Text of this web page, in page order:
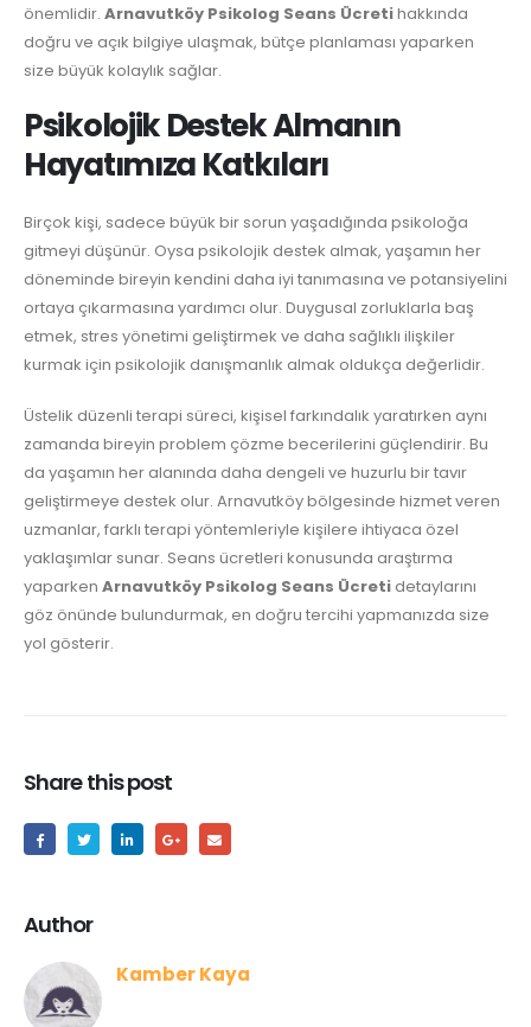
önemlidir. Arnavutköy Psikolog Seans Ücretihakkında
doğru ve açık bilgiye ulaşmak, bütçe planlaması yaparken
size büyük kolaylık sağlar.
Psikolojik Destek Almanın
Hayatımıza Katkıları
Birçok kişi, sadece büyük bir sorun yaşadığında psikoloğa
gitmeyi düşünür. Oysa psikolojik destek almak, yaşamın her
döneminde bireyin kendini daha iyi tanımasına ve potansiyelini
ortaya çıkarmasına yardımcı olur. Duygusal zorluklarla baş
etmek, stres yönetimi geliştirmek ve daha sağlıklı ilişkiler
kurmak için psikolojik danışmanlık almak oldukça değerlidir.
Üstelik düzenli terapi süreci, kişisel farkındalık yaratırken aynı
zamanda bireyin problem çözme becerilerini güçlendirir. Bu
da yaşamın her alanında daha dengeli ve huzurlu bir tavır
geliştirmeye destek olur. Arnavutköy bölgesinde hizmet veren
uzmanlar, farklı terapi yöntemleriyle kişilere ihtiyaca özel
yaklaşımlar sunar. Seans ücretleri konusunda araştırma
yaparken Arnavutköy Psikolog Seans Ücreti detaylarını
göz önünde bulundurmak, en doğru tercihi yapmanızda size
yol gösterir.
Share this post
Author
Kamber Kaya